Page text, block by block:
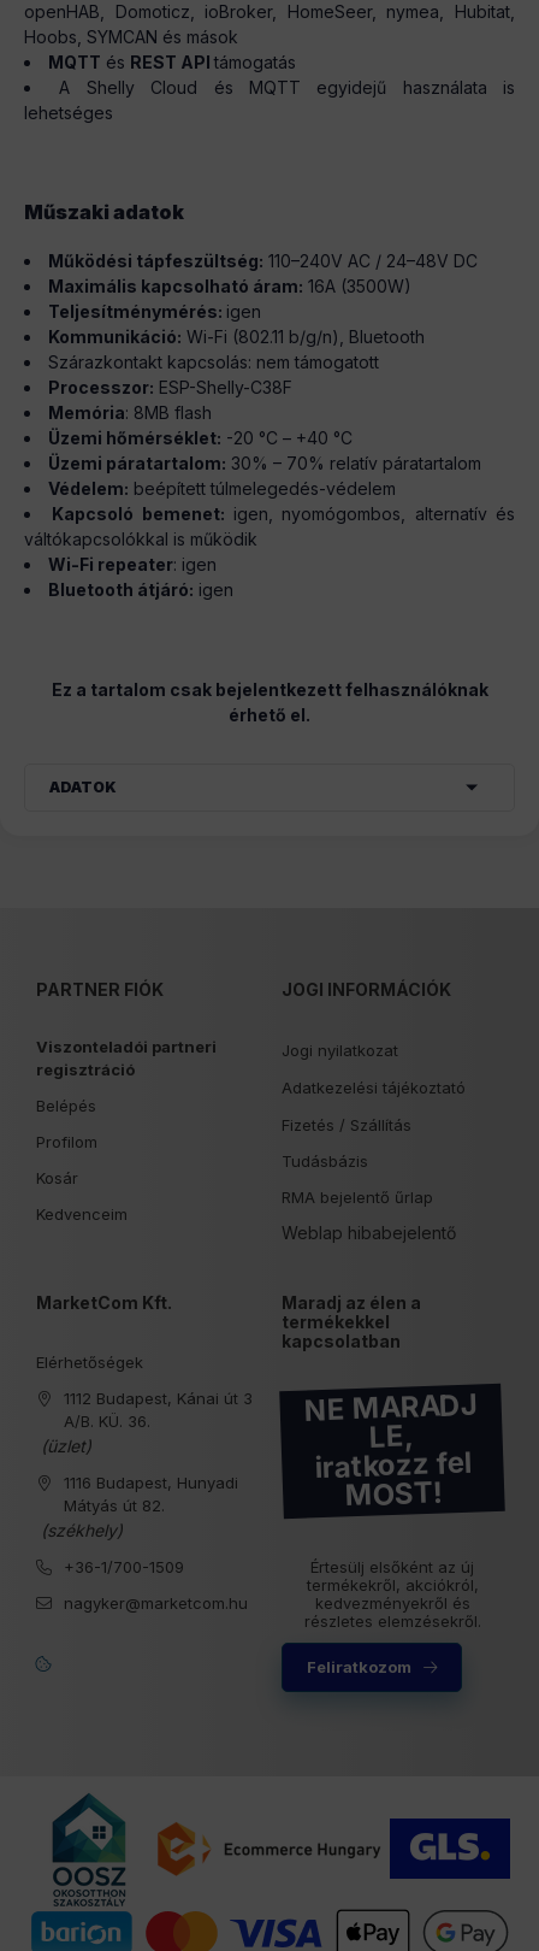
openHAB, Domoticz, ioBroker, HomeSeer, nymea, Hubitat,
Hoobs, SYMCAN és mások
MQTT és REST APItámogatás
A Shelly Cloud és MQTT egyidejű használata is
lehetséges
Műszaki adatok
Működési tápfeszültség: 110–240V AC / 24–48V DC
Maximális kapcsolható áram: 16A (3500W)
Teljesítménymérés: igen
Kommunikáció: Wi-Fi (802.11 b/g/n), Bluetooth
Szárazkontakt kapcsolás: nem támogatott
Processzor: ESP-Shelly-C38F
Memória: 8MB flash
Üzemi hőmérséklet: -20 °C – +40 °C
Üzemi páratartalom: 30% – 70% relatív páratartalom
Védelem: beépített túlmelegedés-védelem
Kapcsoló bemenet: igen, nyomógombos, alternatív és
váltókapcsolókkal is működik
Wi-Fi repeater: igen
Bluetooth átjáró: igen
Ez a tartalom csak bejelentkezett felhasználóknak
érhető el.
ADATOK
PARTNER FIÓK
Viszonteladói partneri
regisztráció
Belépés
Profilom
Kosár
Kedvenceim
JOGI INFORMÁCIÓK
Jogi nyilatkozat
Adatkezelési tájékoztató
Fizetés / Szállítás
Tudásbázis
RMA bejelentő űrlap
Weblap hibabejelentő
MarketCom Kft.
Elérhetőségek
1112 Budapest, Kánai út 3
A/B. KÜ. 36.
(üzlet)
1116 Budapest, Hunyadi
Mátyás út 82.
(székhely)
+36-1/700-1509
nagyker@marketcom.hu
Maradj az élen a
termékekkel
kapcsolatban
NE MARADJ
LE,
iratkozz fel
MOST!
Értesülj elsőként az új
termékekről, akciókról,
kedvezményekről és
részletes elemzésekről.
Feliratkozom